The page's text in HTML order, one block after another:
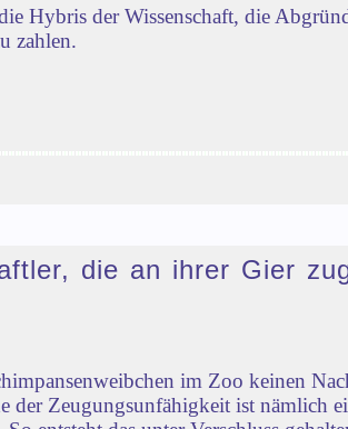
Hybris der Wissenschaft, die
zahlen.
die an ihrer Gier
im Zoo keinen
der Zeugungsunfähigkeit ist nämlich